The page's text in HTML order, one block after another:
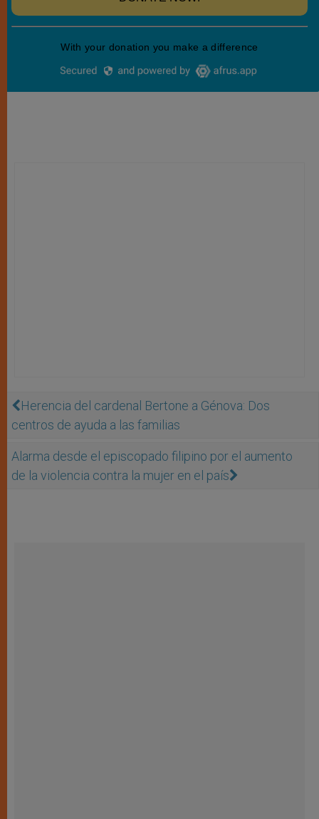
Herencia del cardenal Bertone a Génova: Dos
centros de ayuda a las familias
Alarma desde el episcopado filipino por el aumento
de la violencia contra la mujer en el país